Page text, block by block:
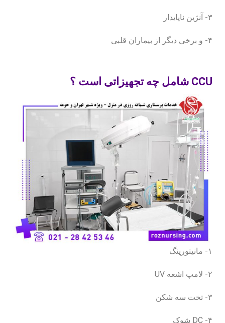
۳- آنژین ناپایدار
۴- و برخی دیگر از بیماران قلبی
CCU شامل چه تجهیزاتی است ؟
۱- مانیتورینگ
۲- لامپ اشعه UV
۳- تخت سه شکن
۴- DC شوک